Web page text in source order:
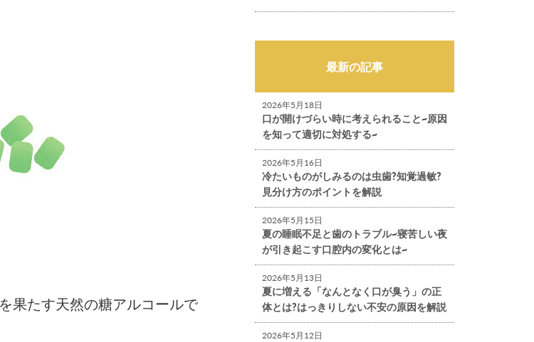
果たす天然の糖アルコールで
最新の記事
2026年5月18日
口が開けづらい時に考えられること~原因
を知って適切に対処する~
2026年5月16日
冷たいものがしみるのは虫歯?知覚過敏?
見分け方のポイントを解説
2026年5月15日
夏の睡眠不足と歯のトラブル~寝苦しい夜
が引き起こす口腔内の変化とは~
2026年5月13日
夏に増える「なんとなく口が臭う」の正
体とは?はっきりしない不安の原因を解説
2026年5月12日